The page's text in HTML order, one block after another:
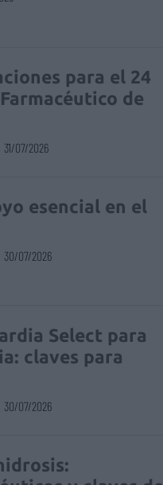
para el 24
de
31/07/2026
esencial en el
30/07/2026
Select para
claves para
30/07/2026